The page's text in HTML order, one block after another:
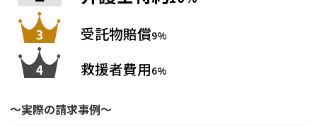
受託物賠償9%
救援者費用6%
～実際の請求事例～